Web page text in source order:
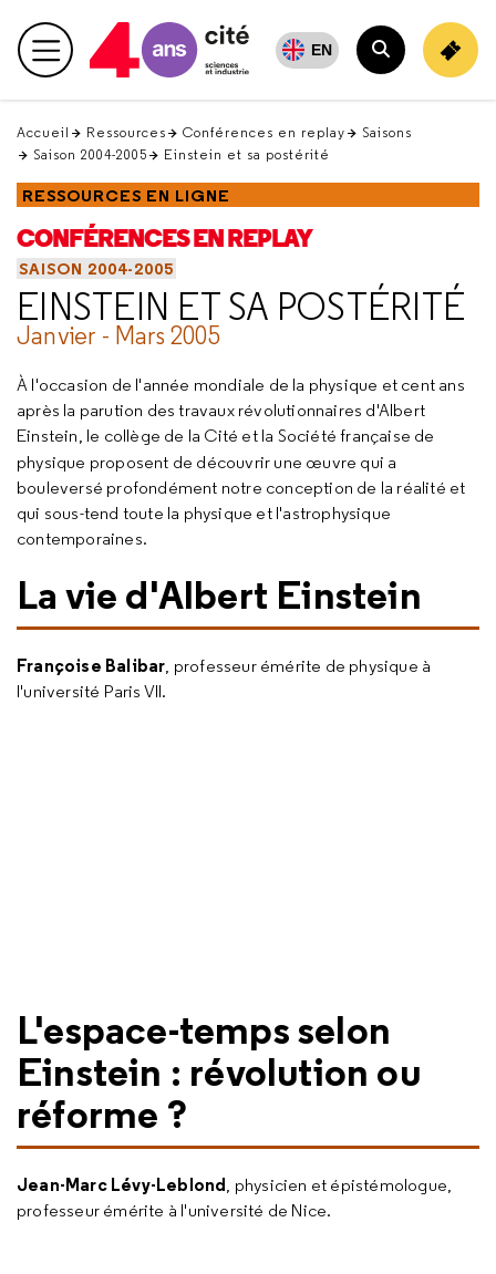
en
haut Menu principal EN
Rechercher
Accueil Ressources Conférences en replay
Saisons
Saison 2004-2005
Einstein et sa postérité
RESSOURCES EN LIGNE
CONFÉRENCES EN REPLAY
SAISON 2004-2005
EINSTEIN ET SA POSTÉRITÉ
Janvier - Mars 2005
À l'occasion de l'année mondiale de la physique et cent ans
après la parution des travaux révolutionnaires d'Albert
Einstein, le collège de la Cité et la Société française de
physique proposent de découvrir une œuvre qui a
bouleversé profondément notre conception de la réalité et
qui sous-tend toute la physique et l'astrophysique
contemporaines.
La vie d'Albert Einstein
Françoise Balibar, professeur émérite de physique à
l'université Paris VII.
L'espace-temps selon
Einstein : révolution ou
réforme ?
Jean-Marc Lévy-Leblond, physicien et épistémologue,
professeur émérite à l'université de Nice.